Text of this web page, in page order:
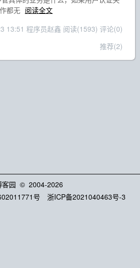
都无 阅读全文
13:51 程序员赵鑫 阅读(1593) 评论(0)
推荐(2)
客园 © 2004-2026
号
浙ICP备2021040463号-3